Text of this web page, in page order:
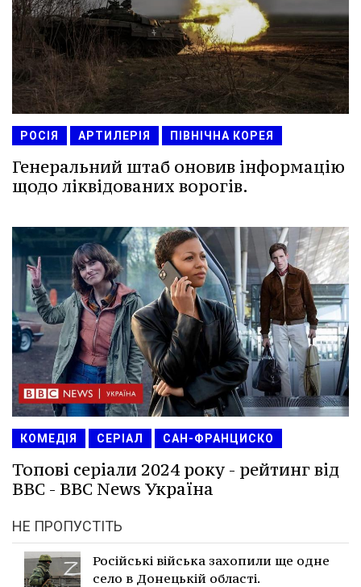
РОСІЯ АРТИЛЕРІЯ ПІВНІЧНА КОРЕЯ
Генеральний штаб оновив інформацію
щодо ліквідованих ворогів.
КОМЕДІЯ СЕРІАЛ САН-ФРАНЦИСКО
Топові серіали 2024 року - рейтинг від
BBC - BBC News Україна
НЕ ПРОПУСТІТЬ
Російські війська захопили ще одне
село в Донецькій області.